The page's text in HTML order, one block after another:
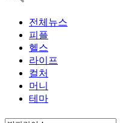
전체뉴스
피플
헬스
라이프
컬처
머니
테마